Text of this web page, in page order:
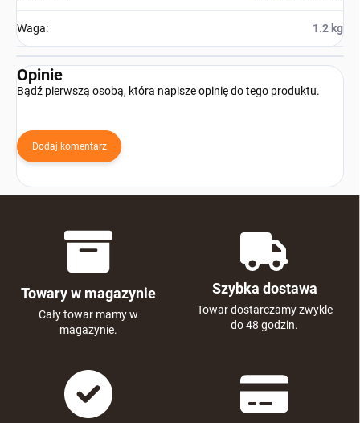
Waga: 1.2 kg
Opinie
Bądź pierwszą osobą, która napisze opinię do tego produktu.
Dodaj komentarz
Towary w magazynie
Cały towar mamy w
magazynie.
Szybka dostawa
Towar dostarczamy zwykle
do 48 godzin.